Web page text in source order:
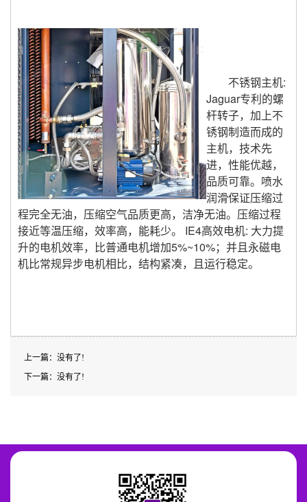
不锈钢主机:
Jaguar专利的螺
杆转子，加上不
锈钢制造而成的
主机，技术先
进，性能优越，
品质可靠。喷水
润滑保证压缩过
程完全无油，压缩空气品质更高，洁净无油。压缩过程
接近等温压缩，效率高，能耗少。 IE4高效电机: 大力提
升的电机效率，比普通电机增加5%~10%；并且永磁电
机比常规异步电机相比，结构紧凑，且运行稳定。
上一篇：没有了!
下一篇：没有了!